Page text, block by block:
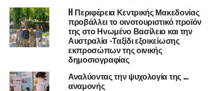
H Περιφέρεια Κεντρικής Μακεδονίας
προβάλλει το οινοτουριστικό προϊόν
της στο Ηνωμένο Βασίλειο και την
Αυστραλία -Ταξίδι εξοικείωσης
εκπροσώπων της οινικής
δημοσιογραφίας
Αναλύοντας την ψυχολογία της …
αναμονής